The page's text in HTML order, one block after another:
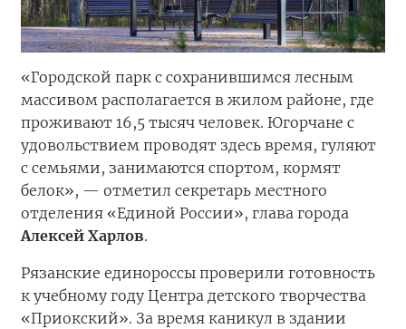
«Городской парк с сохранившимся лесным
массивом располагается в жилом районе, где
проживают 16,5 тысяч человек. Югорчане с
удовольствием проводят здесь время, гуляют
с семьями, занимаются спортом, кормят
белок», — отметил секретарь местного
отделения «Единой России», глава города
Алексей Харлов.
Рязанские единороссы проверили готовность
к учебному году Центра детского творчества
«Приокский». За время каникул в здании